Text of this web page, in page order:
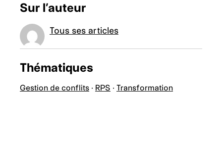
Sur l’auteur
Tous ses articles
Thématiques
Gestion de conflits · RPS · Transformation